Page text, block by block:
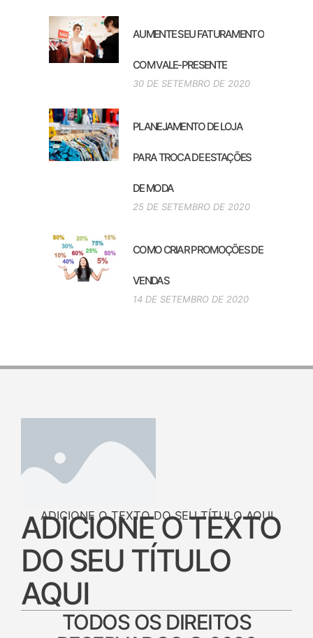
AUMENTE SEU FATURAMENTO
COM VALE-PRESENTE
30 DE SETEMBRO DE 2020
PLANEJAMENTO DE LOJA
PARA TROCA DE ESTAÇÕES
DE MODA
25 DE SETEMBRO DE 2020
COMO CRIAR PROMOÇÕES DE
VENDAS
14 DE SETEMBRO DE 2020
ADICIONE O TEXTO DO SEU TÍTULO AQUI
ADICIONE O TEXTO
DO SEU TÍTULO
AQUI
TODOS OS DIREITOS